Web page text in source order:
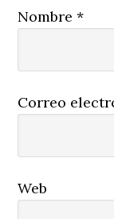
Nombre*
Correo
Web